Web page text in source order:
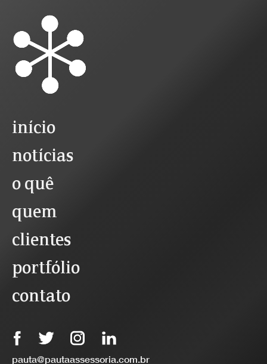
início
notícias
o quê
quem
clientes
portfólio
contato
pauta@pautaassessoria.com.br